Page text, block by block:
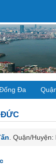
Đa
ĐỨC
. Quận/Huyện: